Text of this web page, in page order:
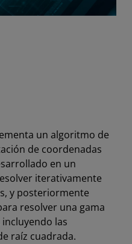
un algoritmo de
de coordenadas
en un
iterativamente
y posteriormente
resolver una gama
las
raíz cuadrada.